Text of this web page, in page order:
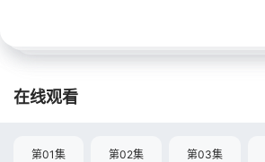
在线观看
第01集 第02集 第03集